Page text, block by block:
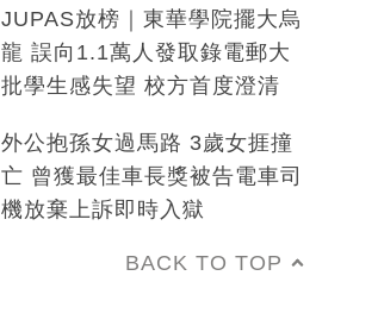
JUPAS放榜｜東華學院擺大烏
龍 誤向1.1萬人發取錄電郵大
批學生感失望 校方首度澄清
外公抱孫女過馬路 3歲女捱撞
亡 曾獲最佳車長獎被告電車司
機放棄上訴即時入獄
BACK TO TOP